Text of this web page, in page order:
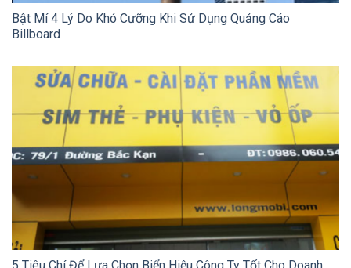
Bật Mí 4 Lý Do Khó Cưỡng Khi Sử Dụng Quảng Cáo
Billboard
5 Tiêu Chí Để Lựa Chọn Biển Hiệu Công Ty Tốt Cho Doanh